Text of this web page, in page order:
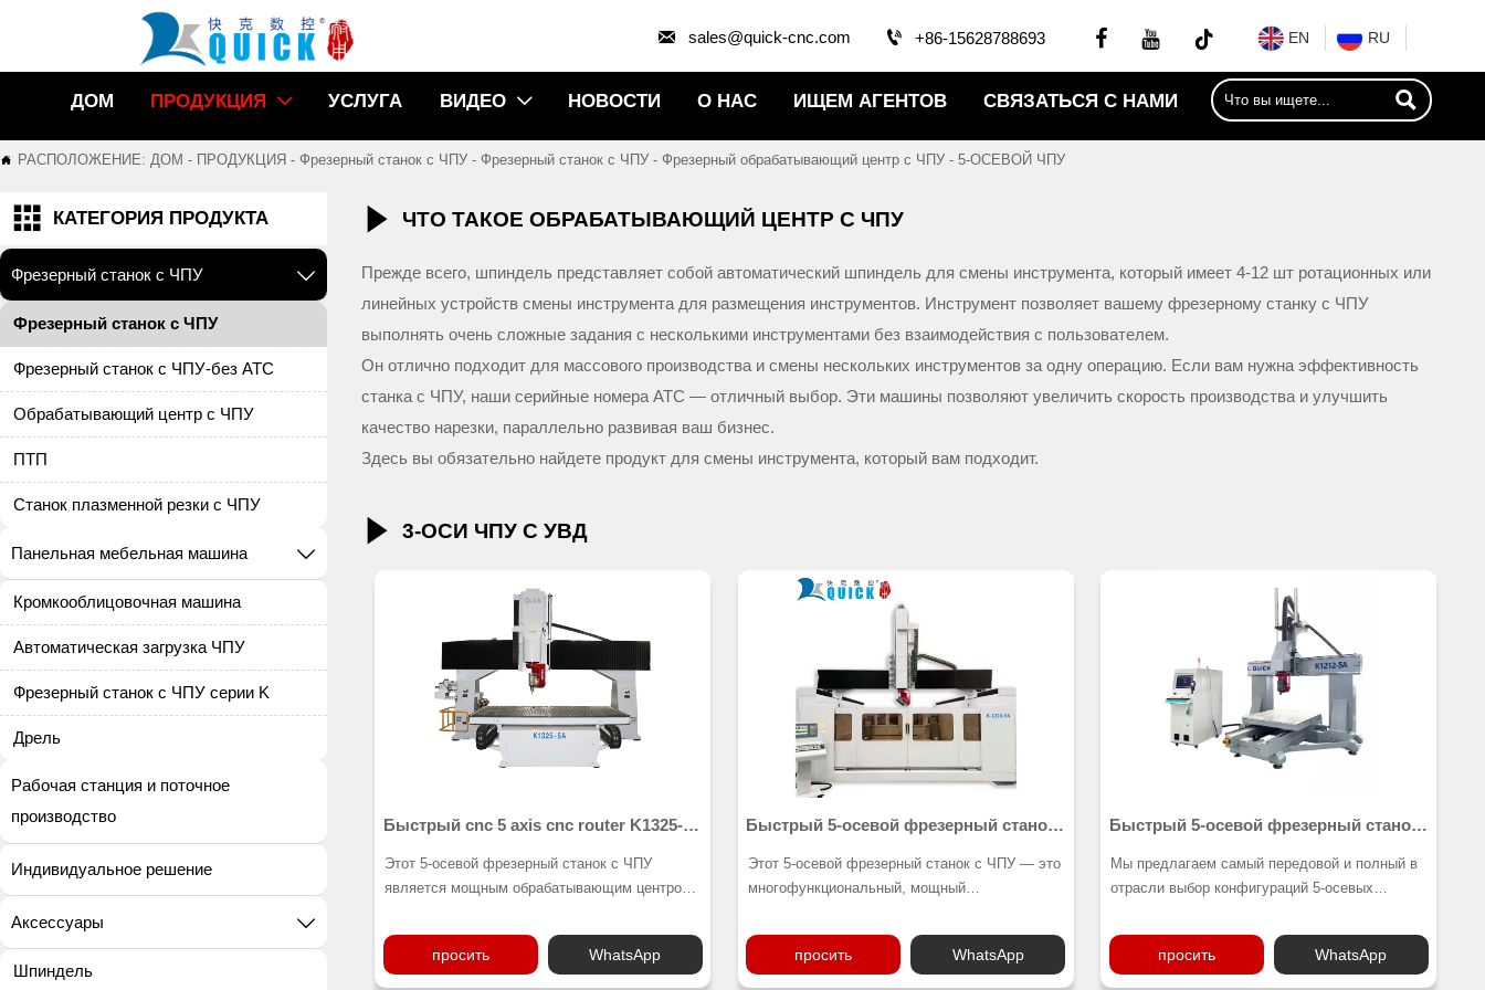
 sales@quick-cnc.com  +86-15628788693   EN RU
ДОМ ПРОДУКЦИЯ  УСЛУГА ВИДЕО  НОВОСТИ О НАС ИЩЕМ АГЕНТОВ СВЯЗАТЬСЯ С НАМИ 
 РАСПОЛОЖЕНИЕ: ДОМ - ПРОДУКЦИЯ - Фрезерный станок с ЧПУ- Фрезерный станок с ЧПУ- Фрезерный обрабатывающий центр с ЧПУ- 5-ОСЕВОЙ ЧПУ
 КАТЕГОРИЯ ПРОДУКТА
Фрезерный станок с ЧПУ 
Фрезерный станок с ЧПУ
Фрезерный станок с ЧПУ-без ATC
Обрабатывающий центр с ЧПУ
ПТП
Станок плазменной резки с ЧПУ
Панельная мебельная машина 
Кромкооблицовочная машина
Автоматическая загрузка ЧПУ
Фрезерный станок с ЧПУ серии K
Дрель
Рабочая станция и поточное
производство
Индивидуальное решение
Аксессуары 
Шпиндель
 ЧТО ТАКОЕ ОБРАБАТЫВАЮЩИЙ ЦЕНТР С ЧПУ
Прежде всего, шпиндель представляет собой автоматический шпиндель для смены инструмента, который имеет 4-12 шт ротационных или
линейных устройств смены инструмента для размещения инструментов. Инструмент позволяет вашему фрезерному станку с ЧПУ
выполнять очень сложные задания с несколькими инструментами без взаимодействия с пользователем.
Он отлично подходит для массового производства и смены нескольких инструментов за одну операцию. Если вам нужна эффективность
станка с ЧПУ, наши серийные номера ATC — отличный выбор. Эти машины позволяют увеличить скорость производства и улучшить
качество нарезки, параллельно развивая ваш бизнес.
Здесь вы обязательно найдете продукт для смены инструмента, который вам подходит.
 3-ОСИ ЧПУ С УВД
Быстрый cnc 5 axis cnc router K1325-
Этот 5-осевой фрезерный станок с ЧПУ
является мощным обрабатывающим центром
широким набором функций и
предназначенным для обработки различных
материалов, от легких материалов, таких как
просить WhatsApp
Быстрый 5-осевой фрезерный станок
Этот 5-осевой фрезерный станок с ЧПУ — это
многофункциональный, мощный
использования, предназначенный для
обработки широкого спектра материалов: от
легких материалов, таких как дерево и пена,
просить WhatsApp
Быстрый 5-осевой фрезерный станок
Мы предлагаем самый передовой и полный в
отрасли выбор конфигураций 5-осевых
стоимость владения, а также бесконечные
возможности обработки деталей. С помощью
5-осевого фрезерного станка с ЧПУ вы
просить WhatsApp